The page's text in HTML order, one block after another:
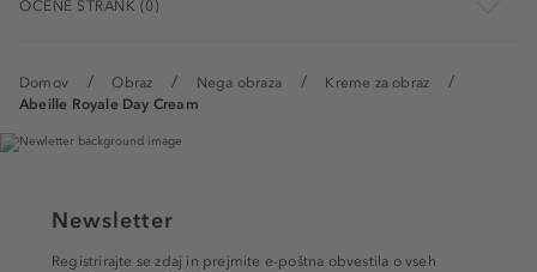
Domov Obraz Nega obraza
Kreme za obraz
Abeille Royale Day Cream
OCENE STRANK (0)
Newsletter
Registrirajte se zdaj in prejmite e-poštna obvestila o vseh